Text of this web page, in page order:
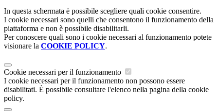
In questa schermata è possibile scegliere quali cookie consentire.
I cookie necessari sono quelli che consentono il funzionamento della
piattaforma e non è possibile disabilitarli.
Per conoscere quali sono i cookie necessari al funzionamento potete
visionare la COOKIE POLICY.
Cookie necessari per il funzionamento
I cookie necessari per il funzionamento non possono essere
disabilitati. È possibile consultare l'elenco nella pagina della cookie
policy.